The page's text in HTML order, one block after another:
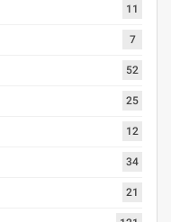
11
7
52
25
12
34
21